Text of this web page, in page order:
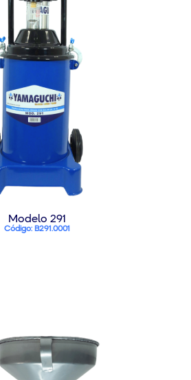
Modelo 291
Código: B291.0001